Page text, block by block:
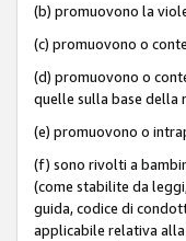
(b) promuovono la
(c) promuovono o
(d) promuovono o
quelle sulla base della
(e) promuovono o
(f) sono rivolti a
(come stabilite da
guida, codice di
applicabile relativa alla